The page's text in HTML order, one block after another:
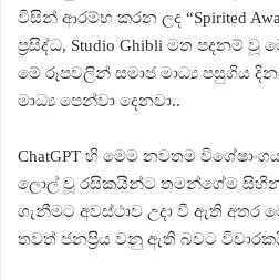
විසින් ආරම්භ කරන ලද “Spirited
ප්‍රසිද්ධ, Studio Ghibli මත පදනම්
මේ රූපවලින් සමාජ මාධ්‍ය පසුගිය
මාධ්‍ය පෙන්වා දෙනවා..
ChatGPT හි මෙම නවතම
ලොල් වූ රසිකයින්ට තමන්ගේම
ගැනීමට අවස්ථාව උදා වී ඇති අතර
තවත් ජනප්‍රිය වනු ඇති බවට